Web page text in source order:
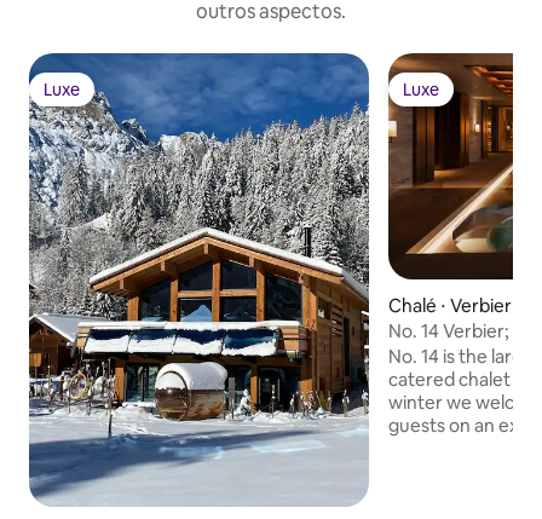
outros aspectos.
Luxe
Luxe Luxe
Luxe
Chalé ⋅ Verbier
No. 14 Verbier;
chalet
No. 14 is the
catered chalet in
winter we
guests on an